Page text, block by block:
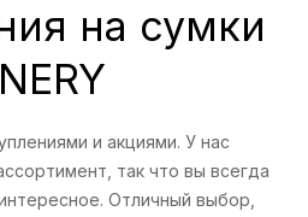
на сумки
и акциями. У нас
так что вы всегда
Отличный выбор,